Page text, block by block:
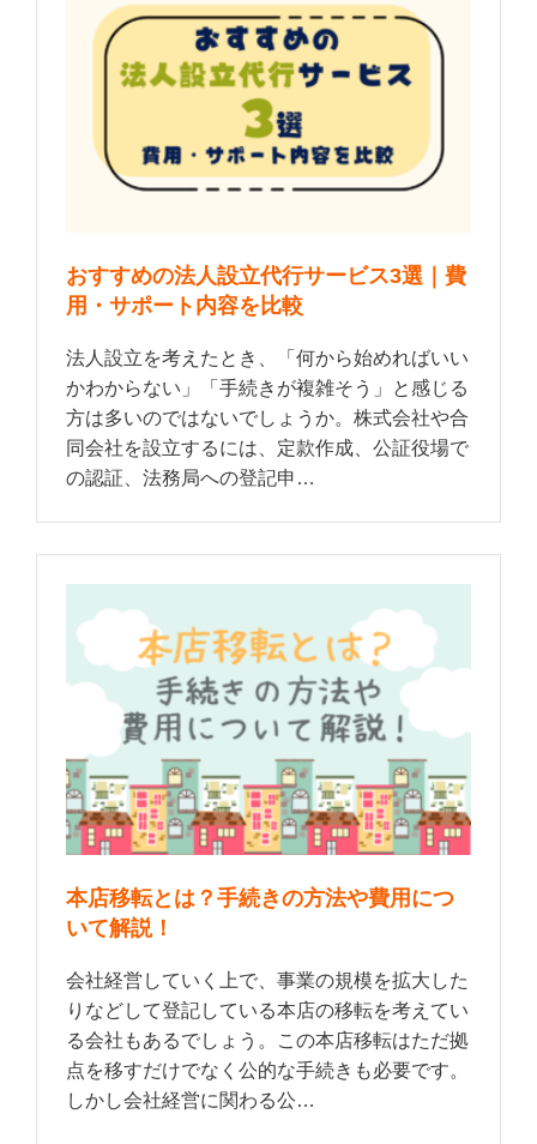
おすすめの法人設立代行サービス3選｜費
用・サポート内容を比較
法人設立を考えたとき、「何から始めればいい
かわからない」「手続きが複雑そう」と感じる
方は多いのではないでしょうか。株式会社や合
同会社を設立するには、定款作成、公証役場で
の認証、法務局への登記申…
本店移転とは？手続きの方法や費用につ
いて解説！
会社経営していく上で、事業の規模を拡大した
りなどして登記している本店の移転を考えてい
る会社もあるでしょう。この本店移転はただ拠
点を移すだけでなく公的な手続きも必要です。
しかし会社経営に関わる公…